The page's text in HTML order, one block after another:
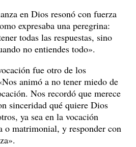
en Dios resonó con fuerza
expresaba una peregrina:
todas las respuestas, sino
no entiendes todo».
fue otro de los
animó a no tener miedo de
Nos recordó que merece
sinceridad qué quiere Dios
ya sea en la vocación
o matrimonial, y responder con